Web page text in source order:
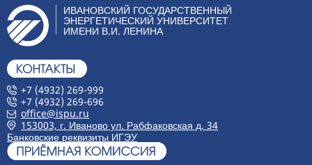
ИВАНОВСКИЙ ГОСУДАРСТВЕННЫЙ
ЭНЕРГЕТИЧЕСКИЙ УНИВЕРСИТЕТ
ИМЕНИ В.И. ЛЕНИНА
+7 (4932) 269-999
+7 (4932) 269-696
office@ispu.ru
153003, г. Иваново ул. Рабфаковская д. 34
Банковские реквизиты ИГЭУ